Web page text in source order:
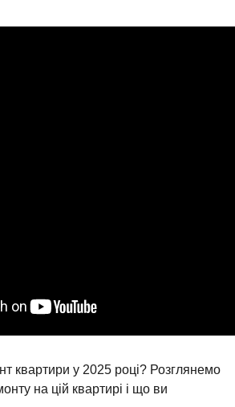
квартири у 2025 році? Розглянемо
на цій квартирі і що ви